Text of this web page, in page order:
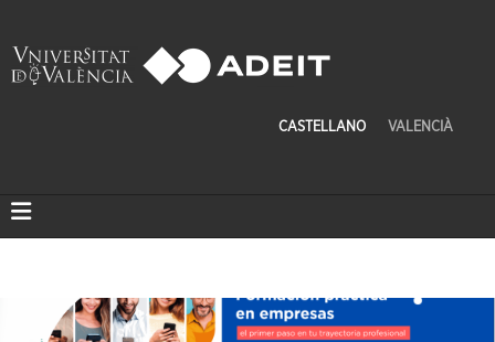
CASTELLANO VALENCIÀ